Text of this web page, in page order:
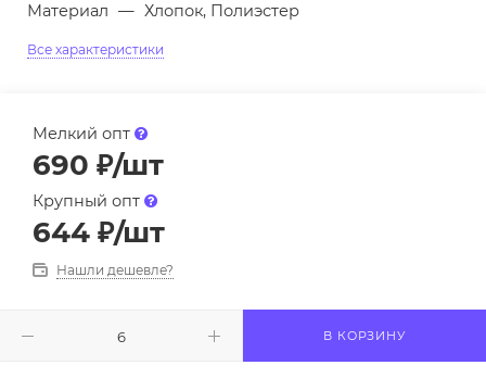
Материал — Хлопок, Полиэстер
Все характеристики
Мелкий опт
690 ₽/шт
Крупный опт
644 ₽/шт
Нашли дешевле?
В КОРЗИНУ